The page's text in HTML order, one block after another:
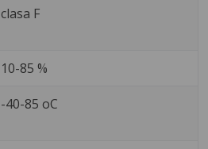
clasa F
10-85 %
-40-85 oC